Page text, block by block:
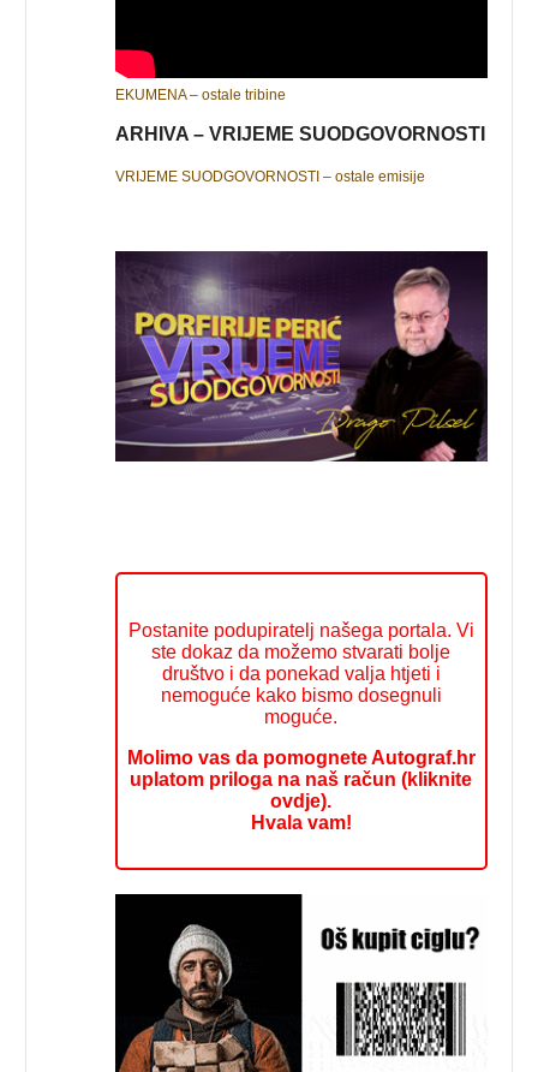
EKUMENA – ostale tribine
ARHIVA – VRIJEME SUODGOVORNOSTI
VRIJEME SUODGOVORNOSTI – ostale emisije
Postanite podupiratelj našega portala. Vi
ste dokaz da možemo stvarati bolje
društvo i da ponekad valja htjeti i
nemoguće kako bismo dosegnuli
moguće.
Molimo vas da pomognete Autograf.hr
uplatom priloga na naš račun (kliknite
ovdje).
Hvala vam!